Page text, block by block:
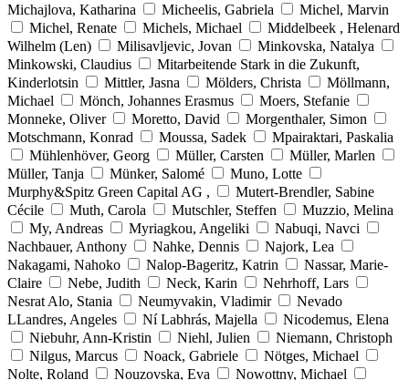
Michajlova, Katharina
Micheelis, Gabriela
Michel, Marvin
Michel, Renate
Michels, Michael
Middelbeek , Helenard
Wilhelm (Len)
Milisavljevic, Jovan
Minkovska, Natalya
Minkowski, Claudius
Mitarbeitende Stark in die Zukunft,
Kinderlotsin
Mittler, Jasna Mölders, Christa
Möllmann,
Michael
Mönch, Johannes Erasmus
Moers, Stefanie
Monneke, Oliver
Moretto, David
Morgenthaler, Simon
Motschmann, Konrad
Moussa, Sadek
Mpairaktari, Paskalia
Mühlenhöver, Georg
Müller, Carsten
Müller, Marlen
Müller, Tanja
Münker, Salomé
Muno, Lotte
Murphy&Spitz Green Capital AG ,
Mutert-Brendler, Sabine
Cécile
Muth, Carola Mutschler, Steffen
Muzzio, Melina
My, Andreas
Myriagkou, Angeliki
Nabuqi, Navci
Nachbauer, Anthony
Nahke, Dennis
Najork, Lea
Nakagami, Nahoko
Nalop-Bageritz, Katrin
Nassar, Marie-
Claire
Nebe, Judith Neck, Karin
Nehrhoff, Lars
Nesrat Alo, Stania
Neumyvakin, Vladimir
Nevado
LLandres, Angeles
Ní Labhrás, Majella
Nicodemus, Elena
Niebuhr, Ann-Kristin
Niehl, Julien
Niemann, Christoph
Nilgus, Marcus
Noack, Gabriele
Nötges, Michael
Nolte, Roland
Nouzovska, Eva
Nowottny, Michael